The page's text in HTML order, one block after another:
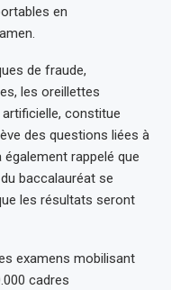
en
de fraude,
les oreillettes
constitue
des questions liées à
également rappelé que
baccalauréat se
les résultats seront
examens mobilisant
cadres